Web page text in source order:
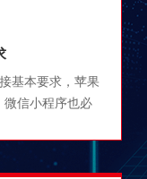
基本要求，苹果
微信小程序也必